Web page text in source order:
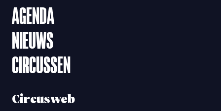
AGENDA
NIEUWS
CIRCUSSEN
Circusweb